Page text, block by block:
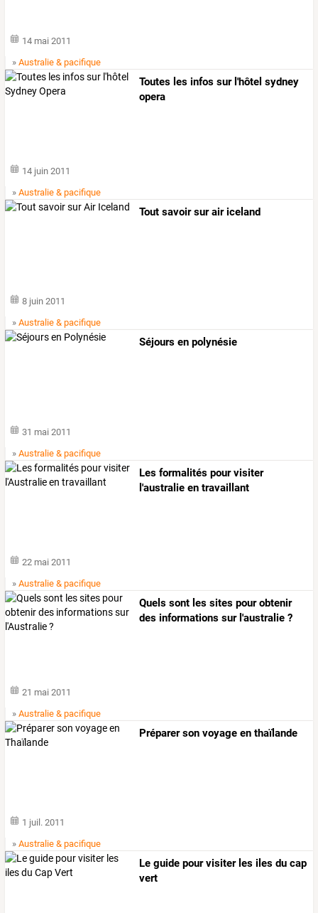
14 mai 2011
»Australie & pacifique
Toutes les infos sur l'hôtel sydney
opera
14 juin 2011
»Australie & pacifique
Tout savoir sur air iceland
8 juin 2011
»Australie & pacifique
Séjours en polynésie
31 mai 2011
»Australie & pacifique
Les formalités pour visiter
l'australie en travaillant
22 mai 2011
»Australie & pacifique
Quels sont les sites pour obtenir
des informations sur l'australie ?
21 mai 2011
»Australie & pacifique
Préparer son voyage en thaïlande
1 juil. 2011
»Australie & pacifique
Le guide pour visiter les iles du cap
vert